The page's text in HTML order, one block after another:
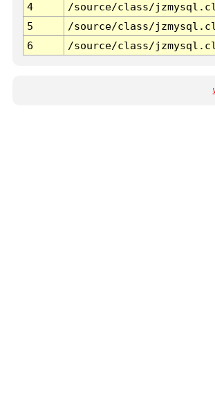
4
/source/class/
5
/source/class/
6
/source/class/